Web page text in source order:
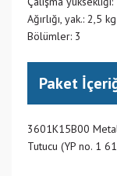
Ağırlığı, yak.: 2,5 kg
Bölümler: 3
Paket
3601K15B00
Tutucu (YP no. 1